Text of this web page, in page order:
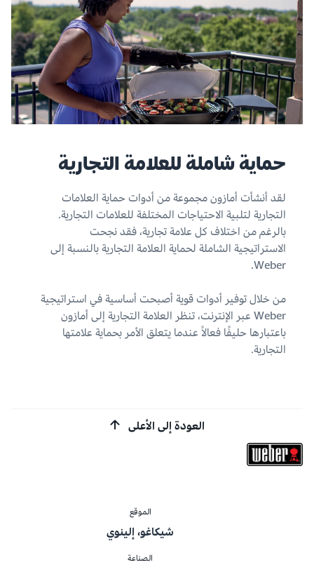
حماية شاملة للعلامة التجارية
لقد أنشأت أمازون مجموعة من أدوات حماية العلامات
التجارية لتلبية الاحتياجات المختلفة للعلامات التجارية.
بالرغم من اختلاف كل علامة تجارية، فقد نجحت
الاستراتيجية الشاملة لحماية العلامة التجارية بالنسبة إلى
Weber.
من خلال توفير أدوات قوية أصبحت أساسية في استراتيجية
Weber عبر الإنترنت، تنظر العلامة التجارية إلى أمازون
باعتبارها حليفًا فعالاً عندما يتعلق الأمر بحماية علامتها
التجارية.
العودة إلى الأعلى
الموقع
شيكاغو، إلينوي
الصناعة